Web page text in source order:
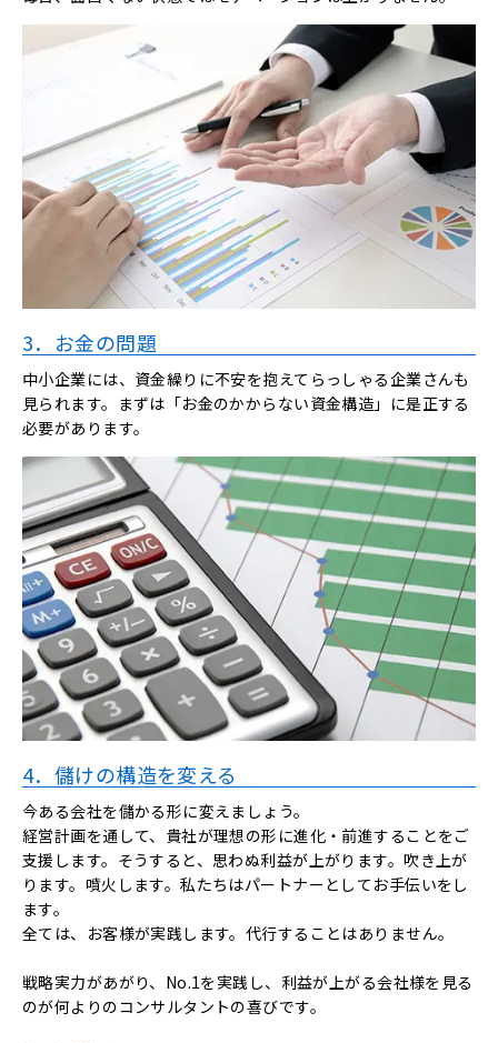
3．お金の問題
中小企業には、資金繰りに不安を抱えてらっしゃる企業さんも
見られます。まずは「お金のかからない資金構造」に是正する
必要があります。
4．儲けの構造を変える
今ある会社を儲かる形に変えましょう。
経営計画を通して、貴社が理想の形に進化・前進することをご
支援します。そうすると、思わぬ利益が上がります。吹き上が
ります。噴火します。私たちはパートナーとしてお手伝いをし
ます。
全ては、お客様が実践します。代行することはありません。
戦略実力があがり、No.1を実践し、利益が上がる会社様を見る
のが何よりのコンサルタントの喜びです。